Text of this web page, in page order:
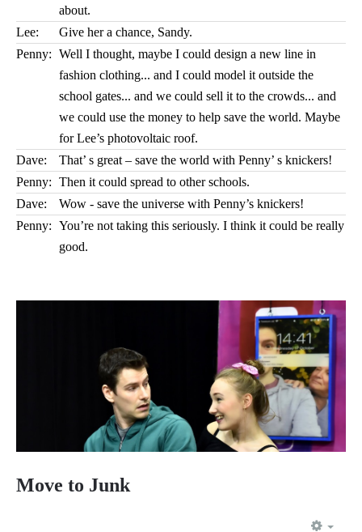
about.
Lee:
Give her a chance, Sandy.
Penny: Well I thought, maybe I could design a new line in
fashion clothing... and I could model it outside the
school gates... and we could sell it to the crowds... and
we could use the money to help save the world. Maybe
for Lee’s photovoltaic roof.
Dave:
That’ s great – save the world with Penny’ s knickers!
Penny: Then it could spread to other schools.
Dave:
Wow - save the universe with Penny’s knickers!
Penny: You’re not taking this seriously. I think it could be really
good.
Move to Junk